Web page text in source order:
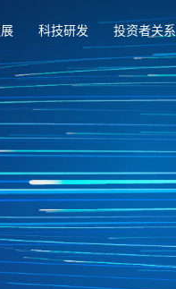
科技研发 投资者关系